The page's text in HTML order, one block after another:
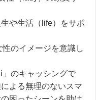
や生活（life）をサポ
のイメージを意識し
のキャッシングで
よる無理のないスマ